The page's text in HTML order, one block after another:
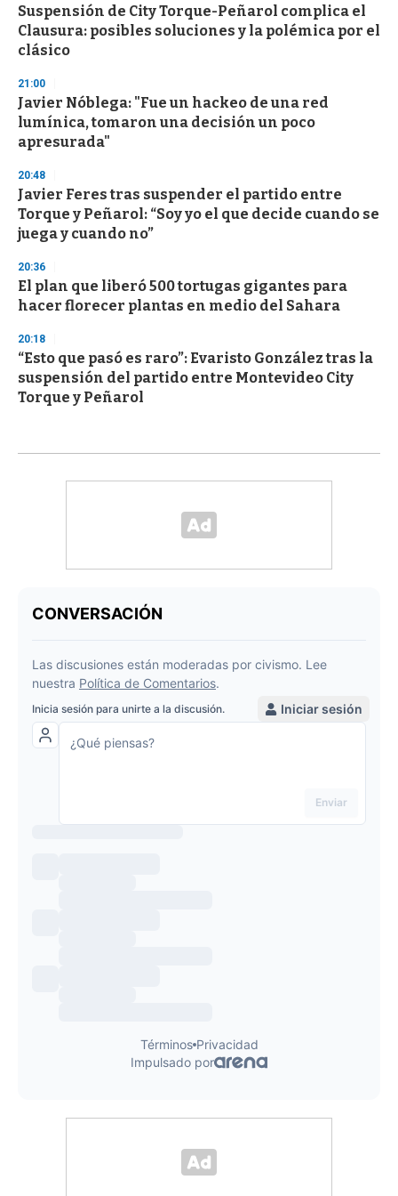
Suspensión de City Torque-Peñarol complica el
Clausura: posibles soluciones y la polémica por el
clásico
21:00
Javier Nóblega: "Fue un hackeo de una red
lumínica, tomaron una decisión un poco
apresurada"
20:48
Javier Feres tras suspender el partido entre
Torque y Peñarol: “Soy yo el que decide cuando se
juega y cuando no”
20:36
El plan que liberó 500 tortugas gigantes para
hacer florecer plantas en medio del Sahara
20:18
“Esto que pasó es raro”: Evaristo González tras la
suspensión del partido entre Montevideo City
Torque y Peñarol